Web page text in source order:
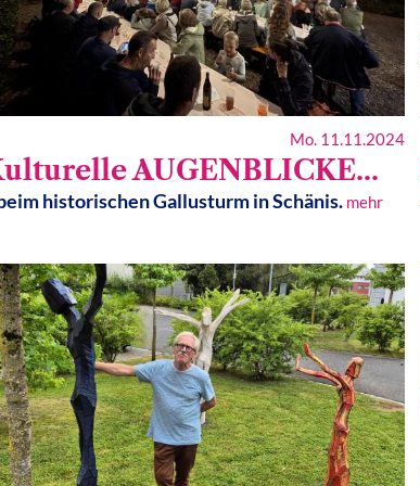
Mo. 11.11.2024
AUGENBLICKE...
historischen Gallusturm in Schänis. mehr